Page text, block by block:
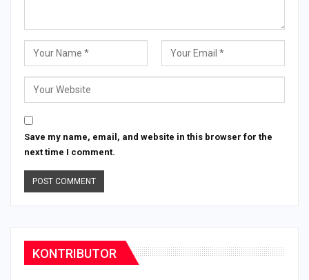
Save my name, email, and website in this browser for the
next time I comment.
KONTRIBUTOR